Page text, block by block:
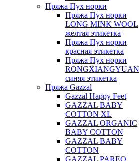
Пряжа Пух норки
Пряжа Пух норки
LONG MINK WOOL
желтая этикетка
Пряжа Пух норки
красная этикетка
Пряжа Пух норки
RONGXIANGYUAN
синяя этикетка
Пряжа Gazzal
Gazzal Happy Feet
GAZZAL BABY
COTTON XL
GAZZAL ORGANIC
BABY COTTON
GAZZAL BABY
COTTON
GAZZAL PAREO